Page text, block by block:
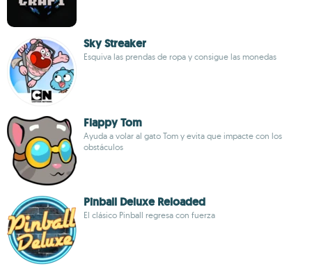
Sky Streaker
Esquiva las prendas de ropa y consigue las monedas
Flappy Tom
Ayuda a volar al gato Tom y evita que impacte con los
obstáculos
Pinball Deluxe Reloaded
El clásico Pinball regresa con fuerza